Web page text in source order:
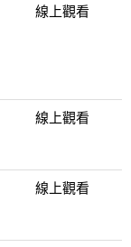
線上觀看
線上觀看
線上觀看